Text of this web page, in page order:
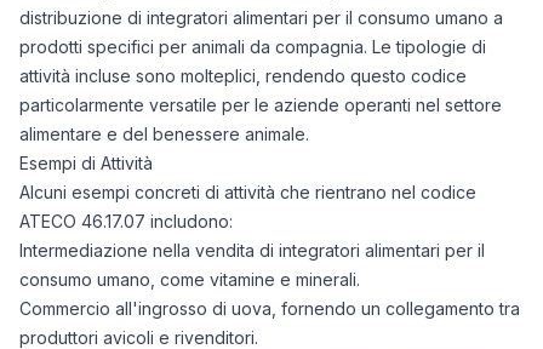
distribuzione di integratori alimentari per il consumo umano a
prodotti specifici per animali da compagnia. Le tipologie di
attività incluse sono molteplici, rendendo questo codice
particolarmente versatile per le aziende operanti nel settore
alimentare e del benessere animale.
Esempi di Attività
Alcuni esempi concreti di attività che rientrano nel codice
ATECO 46.17.07 includono:
Intermediazione nella vendita di integratori alimentari per il
consumo umano, come vitamine e minerali.
Commercio all'ingrosso di uova, fornendo un collegamento tra
produttori avicoli e rivenditori.